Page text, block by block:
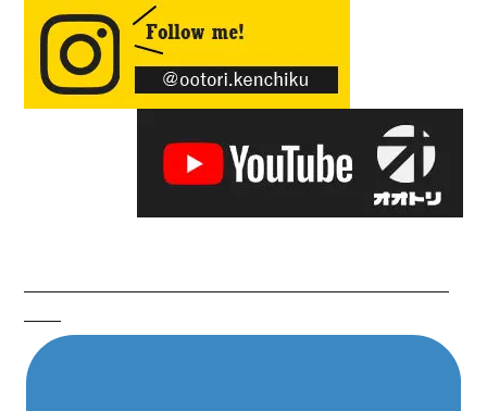
———————————————————————
——